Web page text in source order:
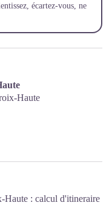
écartez-vous, ne
Haute
: calcul d'itineraire